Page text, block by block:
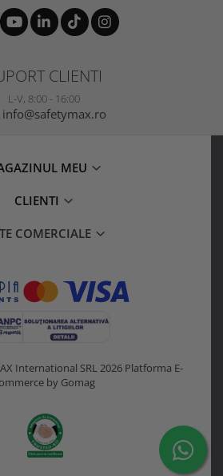
CLIENTI
L-V, 8:00 - 16:00
info@safetymax.ro
MEU
CLIENTI
COMERCIALE
International SRL 2026 Platforma E-
by Gomag